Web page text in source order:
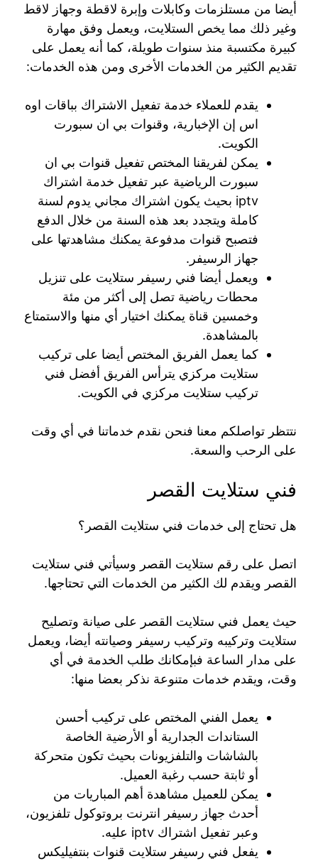
أيضا من مستلزمات وكابلات وإبرة لاقطة وجهاز لاقط
وغير ذلك مما يخص الستلايت، ويعمل وفق مهارة
كبيرة مكتسبة منذ سنوات طويلة، كما أنه يعمل على
تقديم الكثير من الخدمات الأخرى ومن هذه الخدمات:
يقدم للعملاء خدمة تفعيل الاشتراك بباقات اوه
اس إن الإخبارية، وقنوات بي ان سبورت
الكويت.
يمكن لفريقنا المختص تفعيل قنوات بي ان
سبورت الرياضية عبر تفعيل خدمة اشتراك
iptv بحيث يكون اشتراك مجاني يدوم لسنة
كاملة ويتجدد بعد هذه السنة من خلال الدفع
فتصبح قنوات مدفوعة يمكنك مشاهدتها على
جهاز الرسيفر.
ويعمل أيضا فني رسيفر ستلايت على تنزيل
محطات رياضية تصل إلى أكثر من مئة
وخمسين قناة يمكنك اختيار أي منها والاستمتاع
بالمشاهدة.
كما يعمل الفريق المختص أيضا على تركيب
ستلايت مركزي يترأس الفريق أفضل فني
تركيب ستلايت مركزي في الكويت.
نتتظر تواصلكم معنا فنحن نقدم خدماتنا في أي وقت
على الرحب والسعة.
فني ستلايت القصر
هل تحتاج إلى خدمات فني ستلايت القصر؟
اتصل على رقم ستلايت القصر وسيأتي فني ستلايت
القصر ويقدم لك الكثير من الخدمات التي تحتاجها.
حيث يعمل فني ستلايت القصر على صيانة وتصليح
ستلايت وتركيبه وتركيب رسيفر وصيانته أيضا، ويعمل
على مدار الساعة فبإمكانك طلب الخدمة في أي
وقت، ويقدم خدمات متنوعة نذكر بعضا منها:
يعمل الفني المختص على تركيب أحسن
الستاندات الجدارية أو الأرضية الخاصة
بالشاشات والتلفزيونات بحيث تكون متحركة
أو ثابتة حسب رغبة العميل.
يمكن للعميل مشاهدة أهم المباريات من
أحدث جهاز رسيفر انترنت بروتوكول تلفزيون،
وعبر تفعيل اشتراك iptv عليه.
يفعل فني رسيفر ستلايت قنوات بنتفيليكس